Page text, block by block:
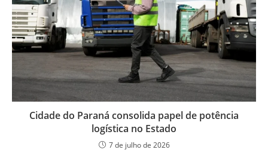
Cidade do Paraná consolida papel de potência
logística no Estado
7 de julho de 2026